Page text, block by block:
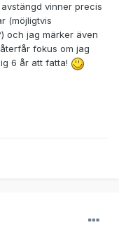
vinner precis
(möjligtvis
och jag märker även
fokus om jag
6 år att fatta!